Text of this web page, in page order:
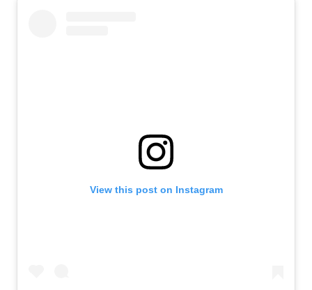
View this post on Instagram